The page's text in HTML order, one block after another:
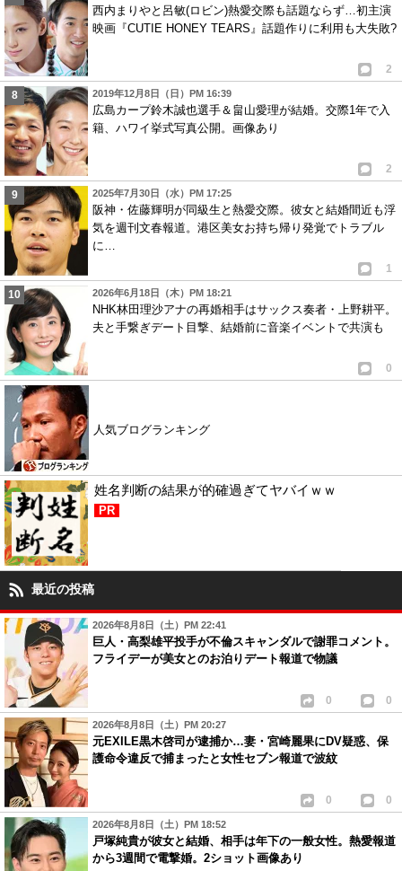
西内まりやと呂敏(ロビン)熱愛交際も話題ならず…初主演
映画『CUTIE HONEY TEARS』話題作りに利用も大失敗?
2
2019年12月8日（日）PM 16:39
広島カープ鈴木誠也選手＆畠山愛理が結婚。交際1年で入
籍、ハワイ挙式写真公開。画像あり
2
2025年7月30日（水）PM 17:25
阪神・佐藤輝明が同級生と熱愛交際。彼女と結婚間近も浮
気を週刊文春報道。港区美女お持ち帰り発覚でトラブル
に…
1
2026年6月18日（木）PM 18:21
NHK林田理沙アナの再婚相手はサックス奏者・上野耕平。
夫と手繋ぎデート目撃、結婚前に音楽イベントで共演も
0
人気ブログランキング
姓名判断の結果が的確過ぎてヤバイｗｗ
PR
最近の投稿
2026年8月8日（土）PM 22:41
巨人・高梨雄平投手が不倫スキャンダルで謝罪コメント。
フライデーが美女とのお泊りデート報道で物議
0 0
2026年8月8日（土）PM 20:27
元EXILE黒木啓司が逮捕か…妻・宮崎麗果にDV疑惑、保
護命令違反で捕まったと女性セブン報道で波紋
0 0
2026年8月8日（土）PM 18:52
戸塚純貴が彼女と結婚、相手は年下の一般女性。熱愛報道
から3週間で電撃婚。2ショット画像あり